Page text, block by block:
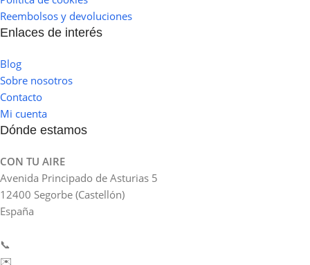
Reembolsos y devoluciones
Enlaces de interés
Blog
Sobre nosotros
Contacto
Mi cuenta
Dónde estamos
CON TU AIRE
Avenida Principado de Asturias 5
12400 Segorbe (Castellón)
España
📞
✉️